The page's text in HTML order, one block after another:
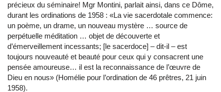
précieux du séminaire! Mgr Montini, parlait ainsi, dans ce Dôme,
durant les ordinations de 1958 : «La vie sacerdotale commence:
un poème, un drame, un nouveau mystère … source de
perpétuelle méditation … objet de découverte et
d’émerveillement incessants; [le sacerdoce] – dit-il – est
toujours nouveauté et beauté pour ceux qui y consacrent une
pensée amoureuse… il est la reconnaissance de l’œuvre de
Dieu en nous» (Homélie pour l’ordination de 46 prêtres, 21 juin
1958).